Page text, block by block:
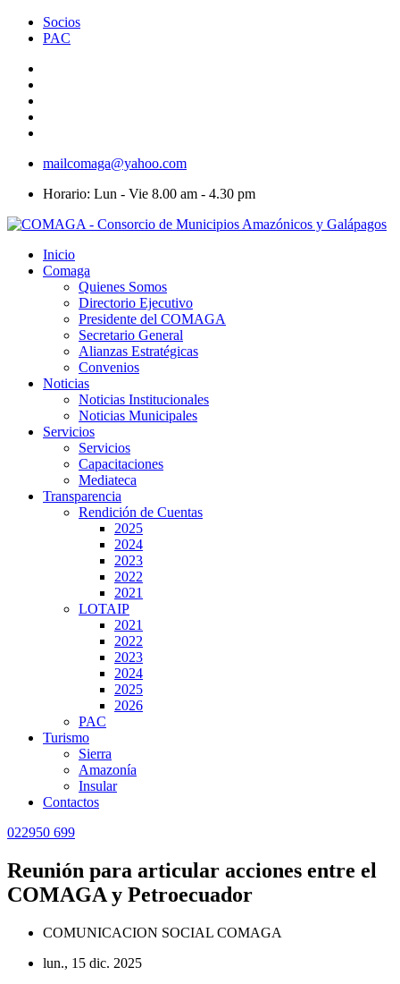
Socios
PAC
mailcomaga@yahoo.com
Horario: Lun - Vie 8.00 am - 4.30 pm
Inicio
Comaga
Quienes Somos
Directorio Ejecutivo
Presidente del COMAGA
Secretario General
Alianzas Estratégicas
Convenios
Noticias
Noticias Institucionales
Noticias Municipales
Servicios
Servicios
Capacitaciones
Mediateca
Transparencia
Rendición de Cuentas
2025
2024
2023
2022
2021
LOTAIP
2021
2022
2023
2024
2025
2026
PAC
Turismo
Sierra
Amazonía
Insular
Contactos
022950 699
Reunión para articular acciones entre el
COMAGA y Petroecuador
COMUNICACION SOCIAL COMAGA
lun., 15 dic. 2025